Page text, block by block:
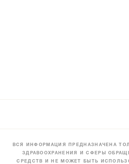
ВСЯ ИНФОРМАЦИЯ ПРЕДНАЗНАЧЕНА
ЗДРАВООХРАНЕНИЯ И СФЕРЫ
СРЕДСТВ И НЕ МОЖЕТ БЫТЬ